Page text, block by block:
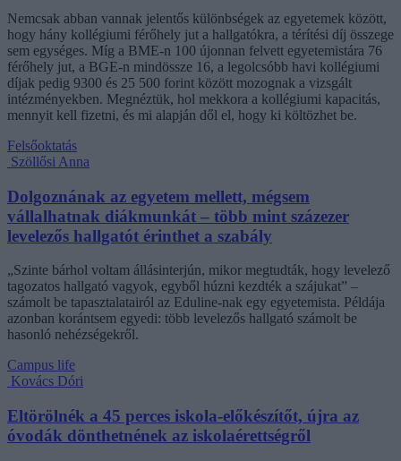
Nemcsak abban vannak jelentős különbségek az egyetemek között,
hogy hány kollégiumi férőhely jut a hallgatókra, a térítési díj összege
sem egységes. Míg a BME-n 100 újonnan felvett egyetemistára 76
férőhely jut, a BGE-n mindössze 16, a legolcsóbb havi kollégiumi
díjak pedig 9300 és 25 500 forint között mozognak a vizsgált
intézményekben. Megnéztük, hol mekkora a kollégiumi kapacitás,
mennyit kell fizetni, és mi alapján dől el, hogy ki költözhet be.
Felsőoktatás
Szöllősi Anna
Dolgoznának az egyetem mellett, mégsem
vállalhatnak diákmunkát – több mint százezer
levelezős hallgatót érinthet a szabály
„Szinte bárhol voltam állásinterjún, mikor megtudták, hogy levelező
tagozatos hallgató vagyok, egyből húzni kezdték a szájukat” –
számolt be tapasztalatairól az Eduline-nak egy egyetemista. Példája
azonban korántsem egyedi: több levelezős hallgató számolt be
hasonló nehézségekről.
Campus life
Kovács Dóri
Eltörölnék a 45 perces iskola-előkészítőt, újra az
óvodák dönthetnének az iskolaérettségről